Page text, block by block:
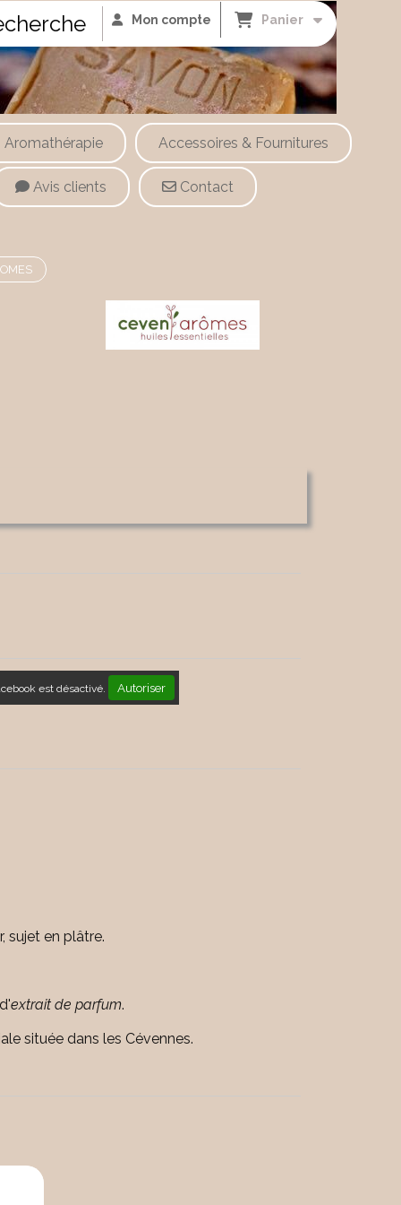
Mon compte Panier
Aromathérapie Accessoires & Fournitures
Avis clients Contact
est désactivé. Autoriser
sujet en plâtre.
extrait de parfum.
située dans les Cévennes.